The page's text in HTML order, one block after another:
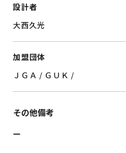
設計者
大西久光
加盟団体
ＪＧＡ / ＧＵＫ /
その他備考
ー